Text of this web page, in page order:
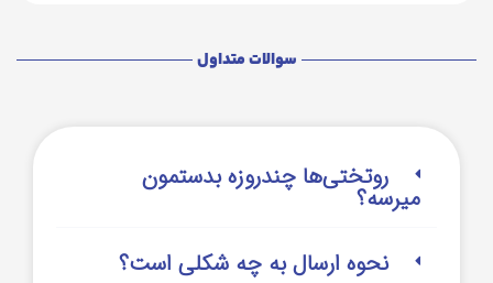
سوالات متداول
روتختی‌‌ها چندروزه بدستمون
میرسه؟
نحوه ارسال به چه شکلی است؟